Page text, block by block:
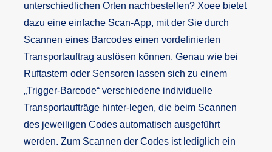
unterschiedlichen Orten nachbestellen? Xoee bietet
dazu eine einfache Scan-App, mit der Sie durch
Scannen eines Barcodes einen vordefinierten
Transportauftrag auslösen können. Genau wie bei
Ruftastern oder Sensoren lassen sich zu einem
„Trigger-Barcode“ verschiedene individuelle
Transportaufträge hinter-legen, die beim Scannen
des jeweiligen Codes automatisch ausgeführt
werden. Zum Scannen der Codes ist lediglich ein